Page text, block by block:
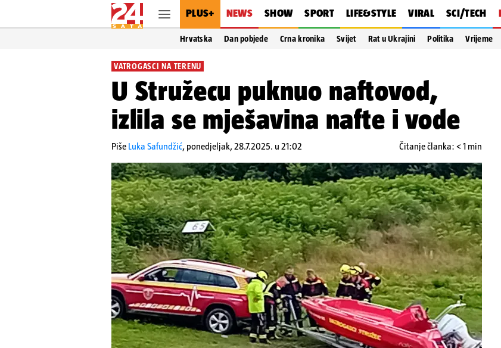
PLUS+ NEWS SHOW SPORT LIFE&STYLE VIRAL SCI/TECH
Hrvatska Dan pobjede Crna kronika Svijet Rat u Ukrajini Politika Vrijeme
VATROGASCI NA TERENU
U Stružecu puknuo naftovod,
izlila se mješavina nafte i vode
Piše Luka Safundžić, ponedjeljak, 28.7.2025. u 21:02 Čitanje članka: < 1 min